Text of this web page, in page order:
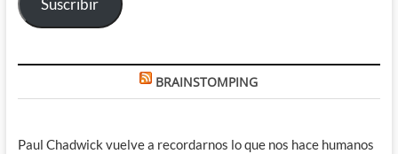
Suscribir
BRAINSTOMPING
Paul Chadwick vuelve a recordarnos lo que nos hace humanos